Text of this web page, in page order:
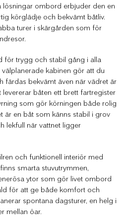
lösningar ombord erbjuder den en
körglädje och bekvämt båtliv.
turer i skärgården som för
för trygg och stabil gång i alla
kabinen gör att du
färdas bekvämt även när vädret är
båten ett brett fartregister
som gör körningen både rolig
är en båt som känns stabil i grov
lekfull när vattnet ligger
och funktionell interiör med
smarta stuvutrymmen,
ytor som gör livet ombord
för att ge både komfort och
spontana dagsturer, en helg i
mellan öar.